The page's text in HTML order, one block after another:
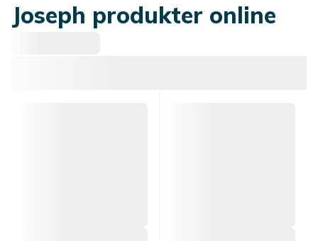
Joseph produkter online